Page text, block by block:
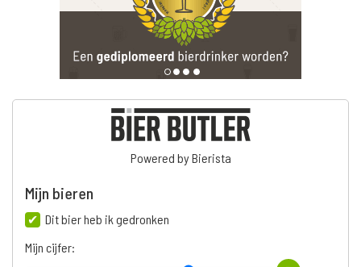
Powered by Bierista
Mijn bieren
Dit bier heb ik gedronken
Mijn cijfer: